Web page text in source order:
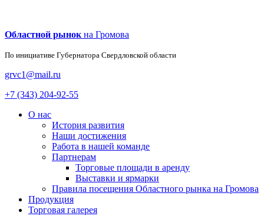
Областной рынок на Громова
По инициативе Губернатора Свердловской области
grvc1@mail.ru
+7 (343) 204-92-55
О нас
История развития
Наши достижения
Работа в нашей команде
Партнерам
Торговые площади в аренду
Выставки и ярмарки
Правила посещения Областного рынка на Громова
Продукция
Торговая галерея